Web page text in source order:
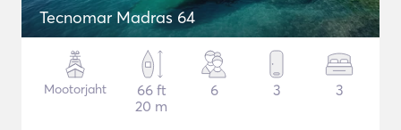
Tecnomar Madras 64
Mootorjaht
66 ft
20 m
6 3 3